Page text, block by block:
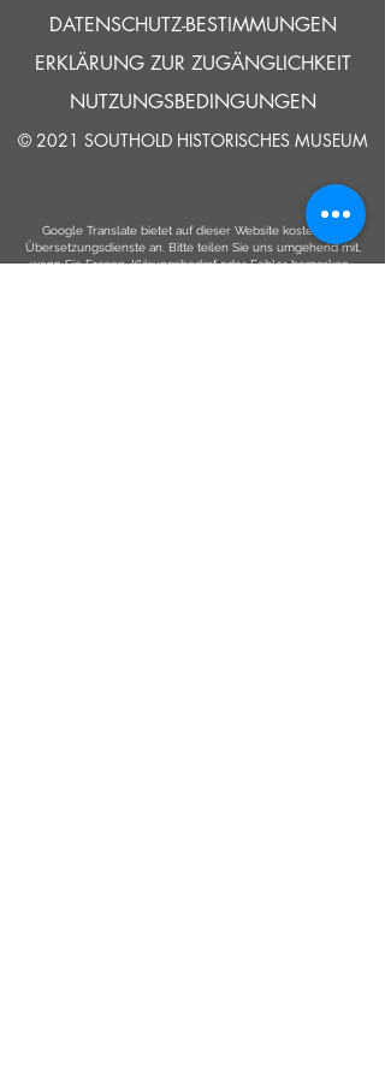
DATENSCHUTZ-BESTIMMUNGEN
ERKLÄRUNG ZUR ZUGÄNGLICHKEIT
NUTZUNGSBEDINGUNGEN
© 2021 SOUTHOLD HISTORISCHES MUSEUM
Google Translate bietet auf dieser Website kostenlose
Übersetzungsdienste an. Bitte teilen Sie uns umgehend mit,
wenn Sie Fragen, Klärungsbedarf oder Fehler bemerken.